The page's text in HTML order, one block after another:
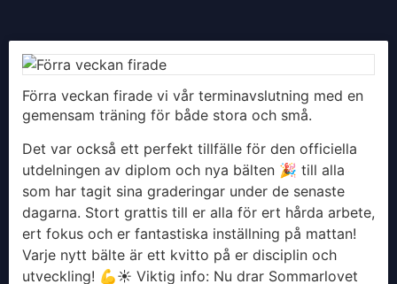
Förra veckan firade vi vår terminavslutning med en
gemensam träning för både stora och små.
Det var också ett perfekt tillfälle för den officiella
utdelningen av diplom och nya bälten 🎉 till alla
som har tagit sina graderingar under de senaste
dagarna. Stort grattis till er alla för ert hårda arbete,
ert fokus och er fantastiska inställning på mattan!
Varje nytt bälte är ett kvitto på er disciplin och
utveckling! 💪​☀️ Viktig info: Nu drar Sommarlovet